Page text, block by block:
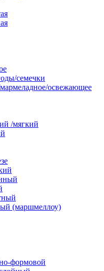
семечки
освежающее
/мягкий
(маршмеллоу)
формовой